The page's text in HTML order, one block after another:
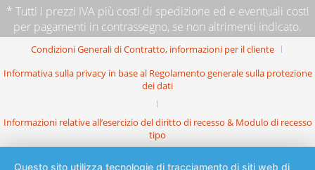
* Tutti i prezzi IVA più costi di spedizione ed e eventuali costi
per pagamenti in contrassegno, se non altrimenti indicato.
Condizioni Generali di Contratto, informazioni per il cliente
Informativa sulla privacy in base al Regolamento generale sulla protezione
dei dati
Informazioni relative all’esercizio del diritto di recesso & Modulo di recesso
tipo
Questo sito utilizza tecnologie di tracciamento di siti web di